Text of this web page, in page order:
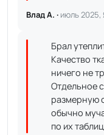
Влад А. · июль 2025,
Брал
Качество
ничего не
Отдельное
размерную
обычно
по их